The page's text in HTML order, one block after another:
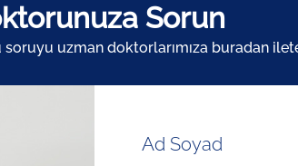
Sorun
soruyu uzman doktorlarımıza buradan